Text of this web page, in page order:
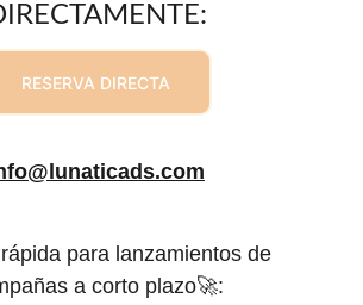
RESERVA DIRECTA
para lanzamientos de
a corto plazo🚀: